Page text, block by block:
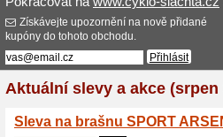
Obchody
Hlavní strana